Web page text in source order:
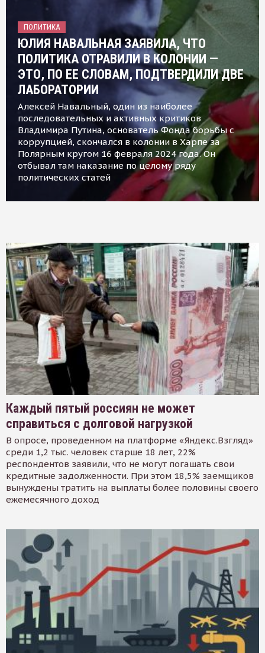
ПОЛИТИКА
ЮЛИЯ НАВАЛЬНАЯ ЗАЯВИЛА, ЧТО
ПОЛИТИКА ОТРАВИЛИ В КОЛОНИИ —
ЭТО, ПО ЕЕ СЛОВАМ, ПОДТВЕРДИЛИ ДВЕ
ЛАБОРАТОРИИ
Алексей Навальный, один из наиболее
последовательных и активных критиков
Владимира Путина, основатель Фонда борьбы с
коррупцией, скончался в колонии в Харпе за
Полярным кругом 16 февраля 2024 года. Он
отбывал там наказание по целому ряду
политических статей
Каждый пятый россиян не может
справиться с долговой нагрузкой
В опросе, проведенном на платформе «Яндекс.Взгляд»
среди 1,2 тыс. человек старше 18 лет, 22%
респондентов заявили, что не могут погашать свои
кредитные задолженности. При этом 18,5% заемщиков
вынуждены тратить на выплаты более половины своего
ежемесячного доход